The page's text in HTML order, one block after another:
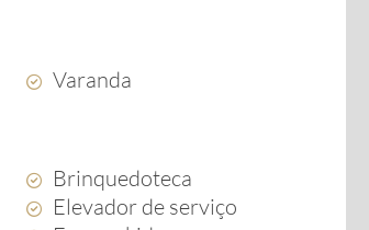
Varanda
Brinquedoteca
Elevador de serviço